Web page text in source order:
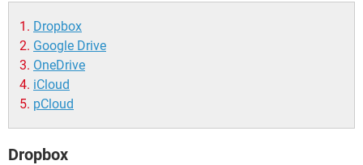
Dropbox
Google Drive
OneDrive
iCloud
pCloud
Dropbox